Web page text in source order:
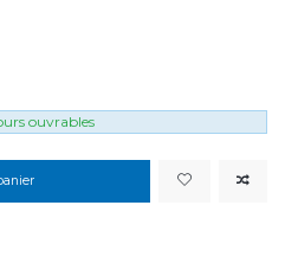
ouvrables